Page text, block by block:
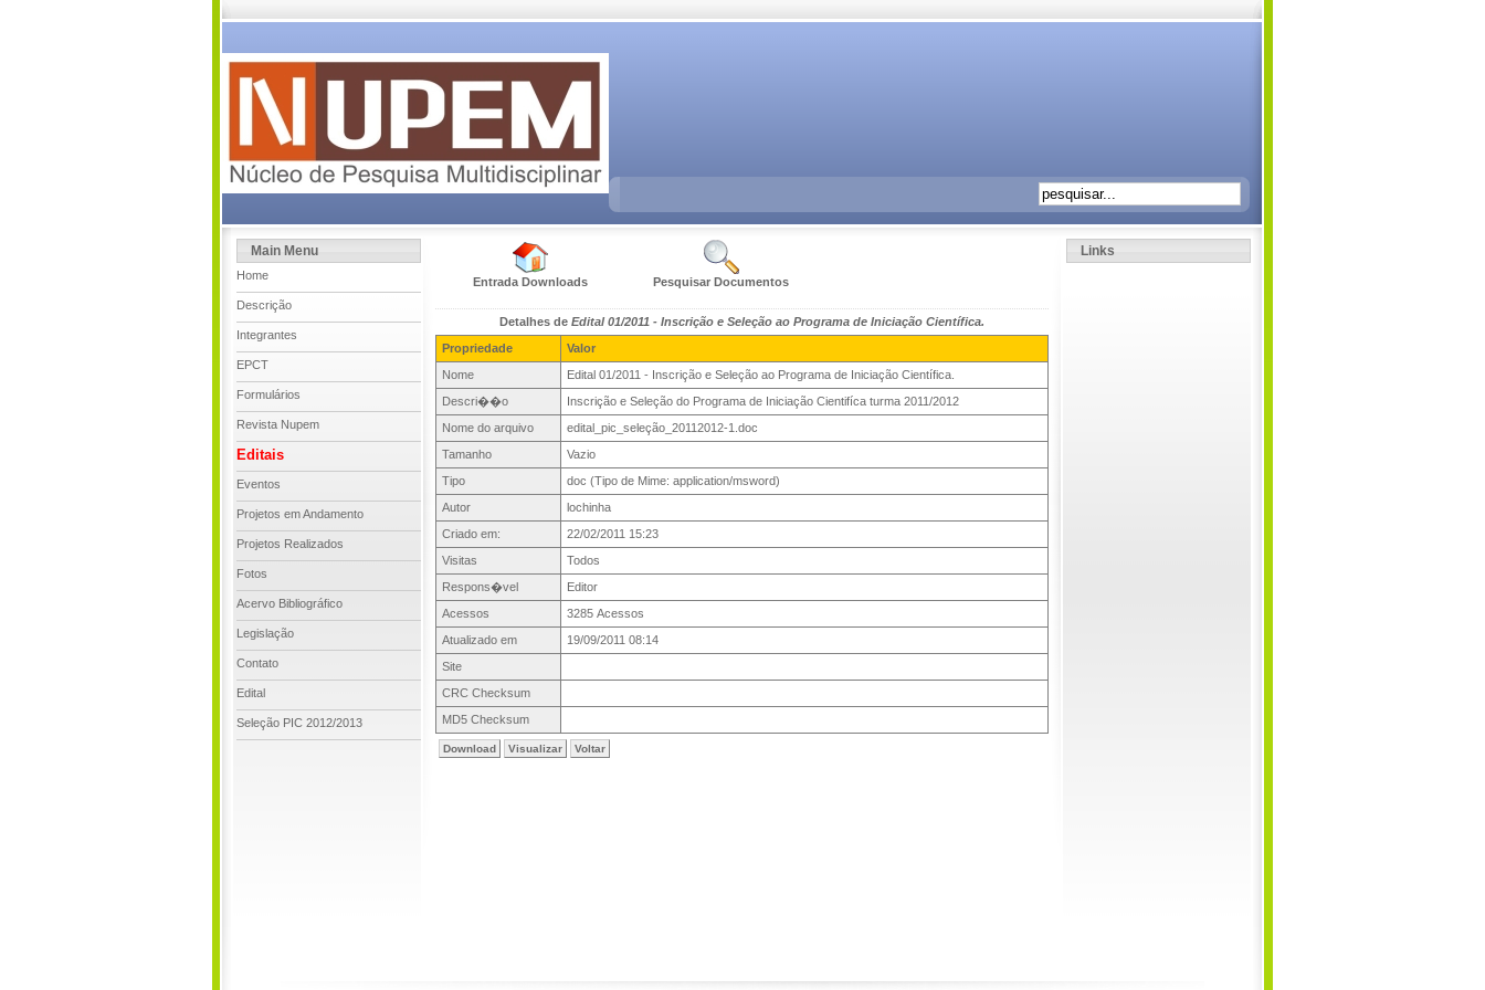
Main Menu
Home
Descrição
Integrantes
EPCT
Formulários
Revista Nupem
Editais
Eventos
Projetos em Andamento
Projetos Realizados
Fotos
Acervo Bibliográfico
Legislação
Contato
Edital
Seleção PIC 2012/2013
Entrada Downloads Pesquisar Documentos
Detalhes de Edital 01/2011 - Inscrição e Seleção ao Programa de Iniciação Científica.
Propriedade
Valor
Nome
Edital 01/2011 - Inscrição e Seleção ao Programa de Iniciação Científica.
Descri��o
Inscrição e Seleção do Programa de Iniciação Cientifíca turma 2011/2012
Nome do arquivo
edital_pic_seleção_20112012-1.doc
Tamanho
Vazio
Tipo
doc (Tipo de Mime: application/msword)
Autor
lochinha
Criado em:
22/02/2011 15:23
Visitas
Todos
Respons�vel
Editor
Acessos
3285 Acessos
Atualizado em
19/09/2011 08:14
Site
CRC Checksum
MD5 Checksum
Download Visualizar Voltar
Links